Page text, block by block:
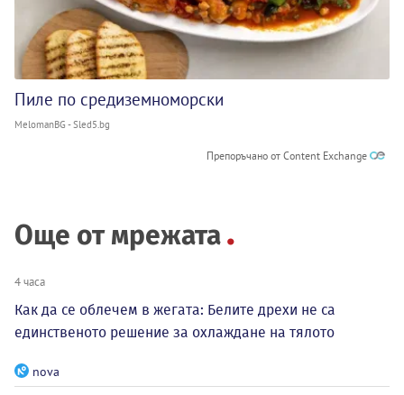
Пиле по средиземноморски
MelomanBG - Sled5.bg
Препоръчано от Content Exchange
Още от мрежата
4 часа
Как да се облечем в жегата: Белите дрехи не са
единственото решение за охлаждане на тялото
nova